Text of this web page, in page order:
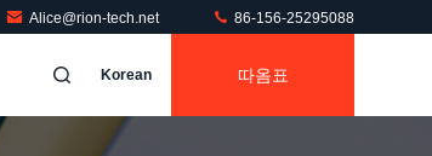
Alice@rion-tech.net 86-156-25295088
Korean 따옴표